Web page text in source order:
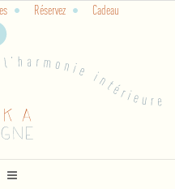
Réservez Cadeau